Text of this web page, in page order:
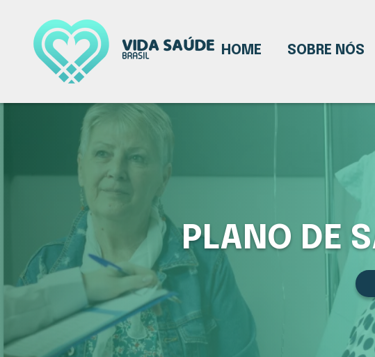
HOME SOBRE NÓS
PLANO DE